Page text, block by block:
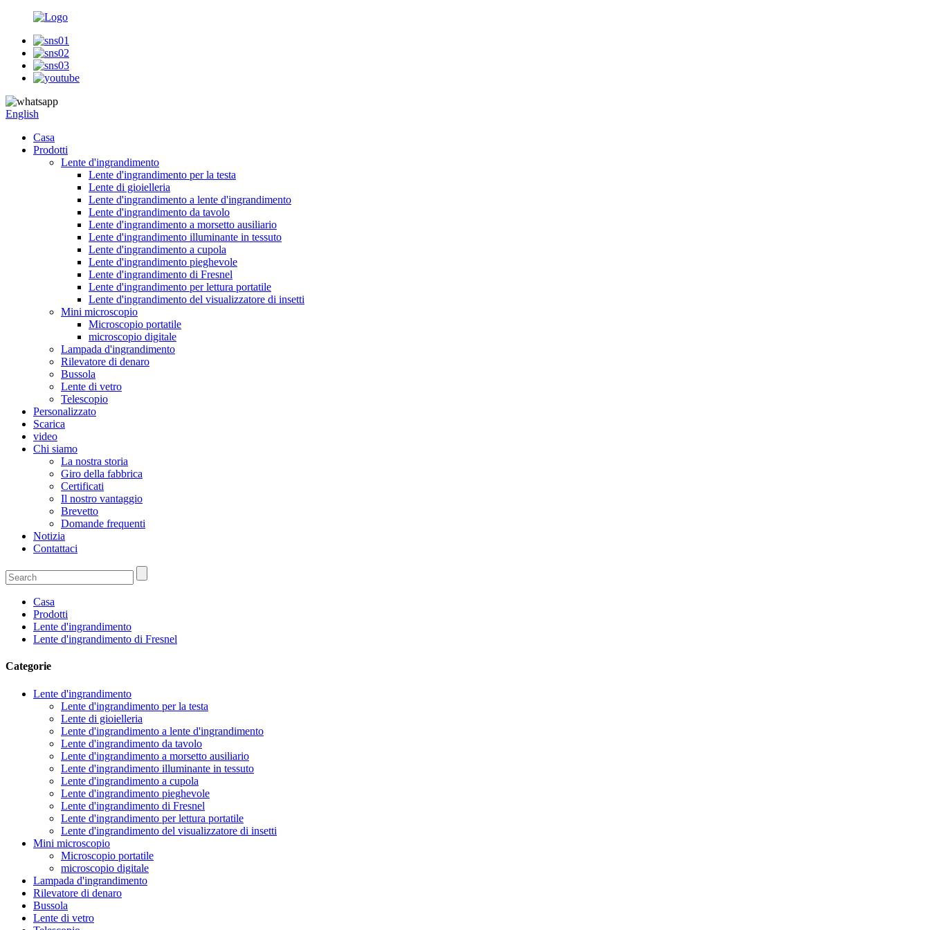
English
Casa
Prodotti
Lente d'ingrandimento
Lente d'ingrandimento per la testa
Lente di gioielleria
Lente d'ingrandimento a lente d'ingrandimento
Lente d'ingrandimento da tavolo
Lente d'ingrandimento a morsetto ausiliario
Lente d'ingrandimento illuminante in tessuto
Lente d'ingrandimento a cupola
Lente d'ingrandimento pieghevole
Lente d'ingrandimento di Fresnel
Lente d'ingrandimento per lettura portatile
Lente d'ingrandimento del visualizzatore di insetti
Mini microscopio
Microscopio portatile
microscopio digitale
Lampada d'ingrandimento
Rilevatore di denaro
Bussola
Lente di vetro
Telescopio
Personalizzato
Scarica
video
Chi siamo
La nostra storia
Giro della fabbrica
Certificati
Il nostro vantaggio
Brevetto
Domande frequenti
Notizia
Contattaci
Casa
Prodotti
Lente d'ingrandimento
Lente d'ingrandimento di Fresnel
Categorie
Lente d'ingrandimento
Lente d'ingrandimento per la testa
Lente di gioielleria
Lente d'ingrandimento a lente d'ingrandimento
Lente d'ingrandimento da tavolo
Lente d'ingrandimento a morsetto ausiliario
Lente d'ingrandimento illuminante in tessuto
Lente d'ingrandimento a cupola
Lente d'ingrandimento pieghevole
Lente d'ingrandimento di Fresnel
Lente d'ingrandimento per lettura portatile
Lente d'ingrandimento del visualizzatore di insetti
Mini microscopio
Microscopio portatile
microscopio digitale
Lampada d'ingrandimento
Rilevatore di denaro
Bussola
Lente di vetro